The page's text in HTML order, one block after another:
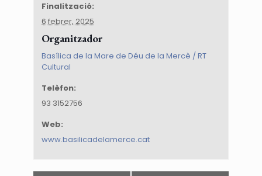
Finalització:
6 febrer, 2025
Organitzador
Basílica de la Mare de Déu de la Mercè / RT
Cultural
Telèfon:
93 3152756
Web:
www.basilicadelamerce.cat